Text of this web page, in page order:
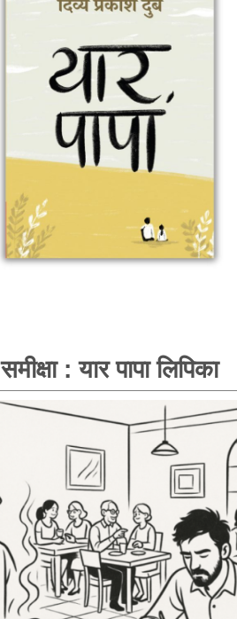
समीक्षा : यार पापा लिपिका